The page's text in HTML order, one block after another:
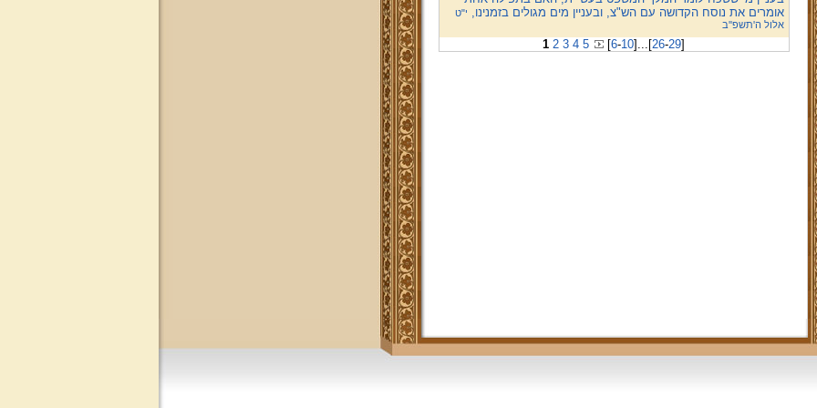
אומרים את נוסח הקדושה עם הש"צ, ובעניין מים מגולים בזמנינו, י"ט
אלול ה'תשפ''ב
1 2 3 4 5 [6-10] ... [26-29]